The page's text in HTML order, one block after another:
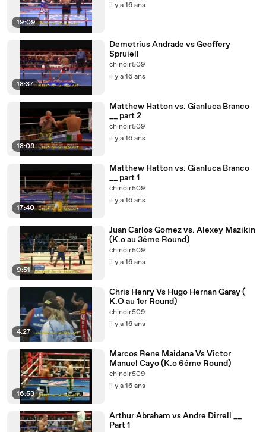
19:09
il y a 16 ans
18:37
Demetrius Andrade vs Geoffery
Spruiell
chinoir509
il y a 16 ans
18:09
Matthew Hatton vs. Gianluca Branco
__ part 2
chinoir509
il y a 16 ans
17:40
Matthew Hatton vs. Gianluca Branco
__ part 1
chinoir509
il y a 16 ans
9:51
Juan Carlos Gomez vs. Alexey Mazikin
(K.o au 3éme Round)
chinoir509
il y a 16 ans
4:27
Chris Henry Vs Hugo Hernan Garay (
K.O au 1er Round)
chinoir509
il y a 16 ans
16:53
Marcos Rene Maidana Vs Victor
Manuel Cayo (K.o 6éme Round)
chinoir509
il y a 16 ans
Arthur Abraham vs Andre Dirrell __
Part 1